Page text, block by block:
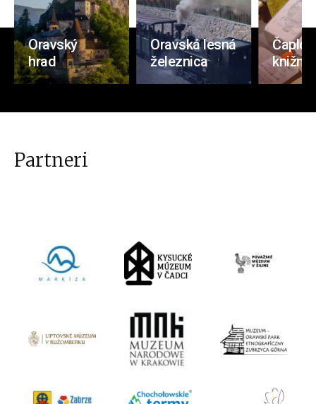
Oravský
hrad
Oravská lesná
železnica
Partneri